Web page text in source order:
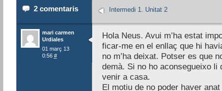
2 comentaris Intermedi 1. Unitat 2
mari carmen
Urdiales
01 març 13
0:56 #
Hola Neus. Avui m’ha estat
ficar-me en el enllaç que hi
no m’ha deixat. Potser es que
demà. Si no ho aconsegueixo li
venir a casa.
El motiu de no poder haver